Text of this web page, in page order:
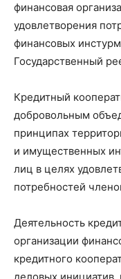
финансовая
удовлетворения
финансовых
Государственный
Кредитный
добровольным
принципах
и имущественных
лиц в целях
потребностей
Деятельность
организации
кредитного